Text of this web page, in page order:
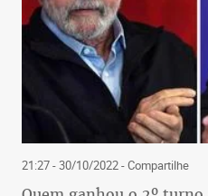
21:27 - 30/10/2022- Compartilhe